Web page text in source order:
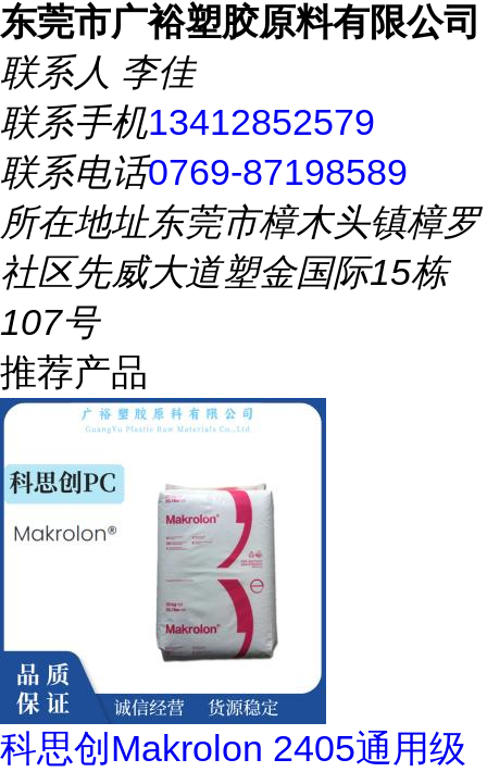
东莞市广裕塑胶原料有限公司
联系人 李佳
联系手机13412852579
联系电话0769-87198589
所在地址东莞市樟木头镇樟罗
社区先威大道塑金国际15栋
107号
推荐产品
科思创Makrolon 2405通用级